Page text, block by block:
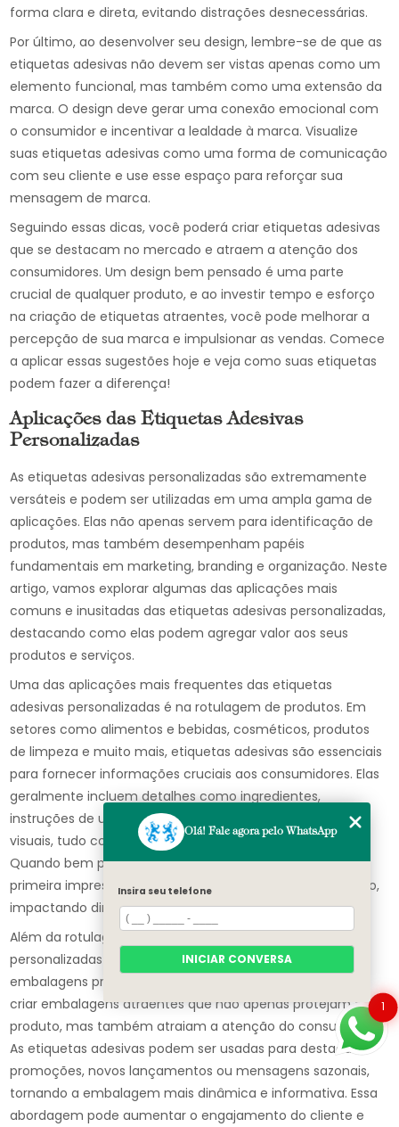
forma clara e direta, evitando distrações desnecessárias.
Por último, ao desenvolver seu design, lembre-se de que as
etiquetas adesivas não devem ser vistas apenas como um
elemento funcional, mas também como uma extensão da
marca. O design deve gerar uma conexão emocional com
o consumidor e incentivar a lealdade à marca. Visualize
suas etiquetas adesivas como uma forma de comunicação
com seu cliente e use esse espaço para reforçar sua
mensagem de marca.
Seguindo essas dicas, você poderá criar etiquetas adesivas
que se destacam no mercado e atraem a atenção dos
consumidores. Um design bem pensado é uma parte
crucial de qualquer produto, e ao investir tempo e esforço
na criação de etiquetas atraentes, você pode melhorar a
percepção de sua marca e impulsionar as vendas. Comece
a aplicar essas sugestões hoje e veja como suas etiquetas
podem fazer a diferença!
Aplicações das Etiquetas Adesivas
Personalizadas
As etiquetas adesivas personalizadas são extremamente
versáteis e podem ser utilizadas em uma ampla gama de
aplicações. Elas não apenas servem para identificação de
produtos, mas também desempenham papéis
fundamentais em marketing, branding e organização. Neste
artigo, vamos explorar algumas das aplicações mais
comuns e inusitadas das etiquetas adesivas personalizadas,
destacando como elas podem agregar valor aos seus
produtos e serviços.
Uma das aplicações mais frequentes das etiquetas
adesivas personalizadas é na rotulagem de produtos. Em
setores como alimentos e bebidas, cosméticos, produtos
de limpeza e muito mais, etiquetas adesivas são essenciais
para fornecer informações cruciais aos consumidores. Elas
geralmente incluem detalhes como ingredientes,
instruções de uso, informações nutricionais e apelativos
visuais, tudo com o objetivo de informar e atrair o cliente.
Quando bem projetadas, essas etiquetas podem ser a
primeira impressão que o consumidor tem do seu produto,
impactando diretamente sua decisão de compra.
Além da rotulagem de produtos, as etiquetas adesivas
personalizadas também são amplamente utilizadas em
embalagens promocionais. Muitas empresas optam por
criar embalagens atraentes que não apenas protejam o
produto, mas também atraiam a atenção do consumidor.
As etiquetas adesivas podem ser usadas para destacar
promoções, novos lançamentos ou mensagens sazonais,
tornando a embalagem mais dinâmica e informativa. Essa
abordagem pode aumentar o engajamento do cliente e
1
Olá! Fale agora pelo WhatsApp
Insira seu telefone
INICIAR CONVERSA